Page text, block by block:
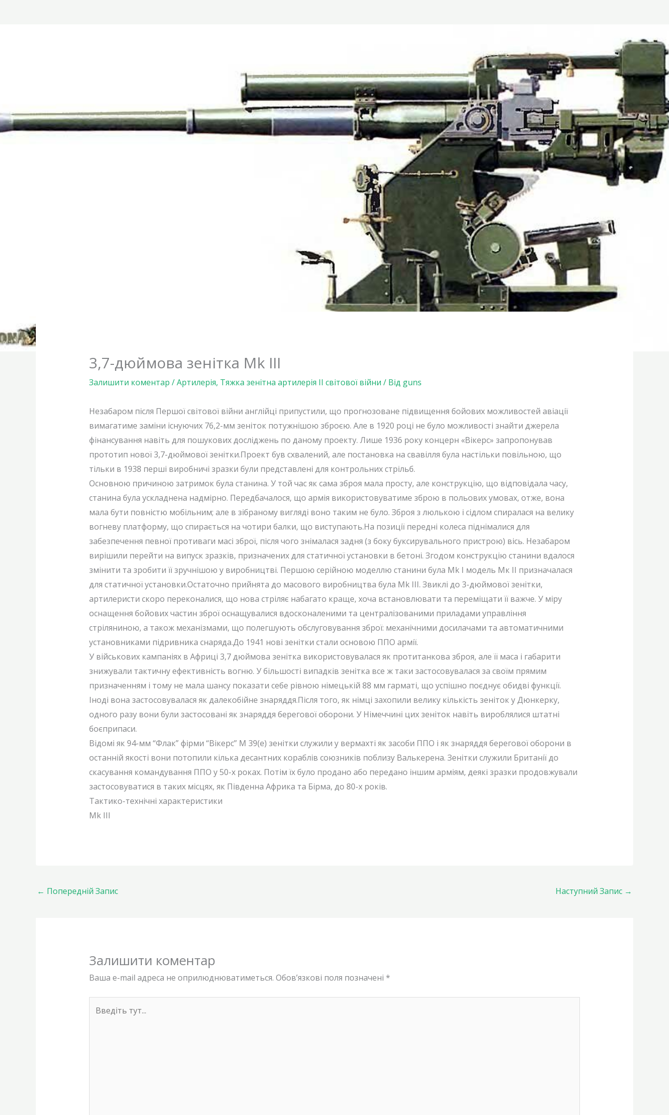
3,7-дюймова зенітка Mk III
Залишити коментар /Артилерія, Тяжка зенітна артилерія ІІ світової війни / Від guns
Незабаром після Першої світової війни англійці припустили, що прогнозоване підвищення бойових можливостей авіації
вимагатиме заміни існуючих 76,2-мм зеніток потужнішою зброєю. Але в 1920 році не було можливості знайти джерела
фінансування навіть для пошукових досліджень по даному проекту. Лише 1936 року концерн «Вікерс» запропонував
прототип нової 3,7-дюймової зенітки.Проект був схвалений, але постановка на свавілля була настільки повільною, що
тільки в 1938 перші виробничі зразки були представлені для контрольних стрільб.
Основною причиною затримок була станина. У той час як сама зброя мала просту, але конструкцію, що відповідала часу,
станина була ускладнена надмірно. Передбачалося, що армія використовуватиме зброю в польових умовах, отже, вона
мала бути повністю мобільним; але в зібраному вигляді воно таким не було. Зброя з люлькою і сідлом спиралася на велику
вогневу платформу, що спирається на чотири балки, що виступають.На позиції передні колеса піднімалися для
забезпечення певної противаги масі зброї, після чого знімалася задня (з боку буксирувального пристрою) вісь. Незабаром
вирішили перейти на випуск зразків, призначених для статичної установки в бетоні. Згодом конструкцію станини вдалося
змінити та зробити її зручнішою у виробництві. Першою серійною моделлю станини була Mk I модель Мк II призначалася
для статичної установки.Остаточно прийнята до масового виробництва була Mk III. Звиклі до 3-дюймової зенітки,
артилеристи скоро переконалися, що нова стріляє набагато краще, хоча встановлювати та переміщати її важче. У міру
оснащення бойових частин зброї оснащувалися вдосконаленими та централізованими приладами управління
стріляниною, а також механізмами, що полегшують обслуговування зброї: механічними досилачами та автоматичними
установниками підривника снаряда.До 1941 нові зенітки стали основою ППО армії.
У військових кампаніях в Африці 3,7 дюймова зенітка використовувалася як протитанкова зброя, але її маса і габарити
знижували тактичну ефективність вогню. У більшості випадків зенітка все ж таки застосовувалася за своїм прямим
призначенням і тому не мала шансу показати себе рівною німецькій 88 мм гарматі, що успішно поєднує обидві функції.
Іноді вона застосовувалася як далекобійне знаряддя.Після того, як німці захопили велику кількість зеніток у Дюнкерку,
одного разу вони були застосовані як знаряддя берегової оборони. У Німеччині цих зеніток навіть вироблялися штатні
боєприпаси.
Відомі як 94-мм “Флак” фірми “Вікерс” М 39(e) зенітки служили у вермахті як засоби ППО і як знаряддя берегової оборони в
останній якості вони потопили кілька десантних кораблів союзників поблизу Валькерена. Зенітки служили Британії до
скасування командування ППО у 50-х роках. Потім їх було продано або передано іншим арміям, деякі зразки продовжували
застосовуватися в таких місцях, як Південна Африка та Бірма, до 80-х років.
Тактико-технічні характеристики
Mk III
← Попередній Запис Наступний Запис →
Залишити коментар
Ваша e-mail адреса не оприлюднюватиметься. Обов’язкові поля позначені *